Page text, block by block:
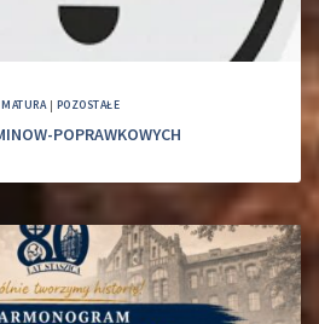
MATURA| POZOSTAŁE
POPRAWKOWYCH